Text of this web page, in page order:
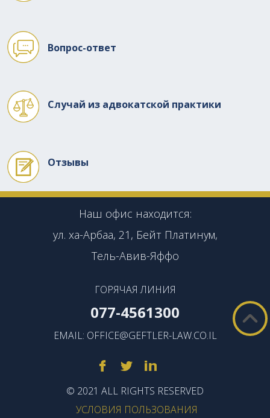
Вопрос-ответ
Случай из адвокатской практики
Отзывы
Наш офис находится:
ул. ха-Арбаа, 21, Бейт Платинум,
Тель-Авив-Яффо
ГОРЯЧАЯ ЛИНИЯ
077-4561300
EMAIL: OFFICE@GEFTLER-LAW.CO.IL
© 2021 ALL RIGHTS RESERVED
УСЛОВИЯ ПОЛЬЗОВАНИЯ